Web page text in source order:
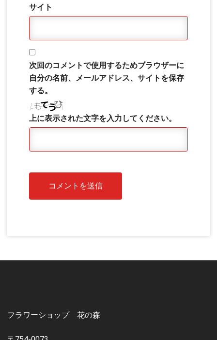
サイト
次回のコメントで使用するためブラウザーに
自分の名前、メールアドレス、サイトを保存
する。
上に表示された文字を入力してください。
フラワーショップ 花の森